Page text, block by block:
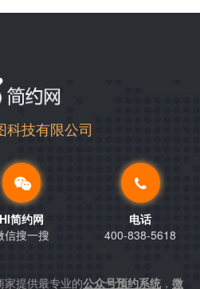
科技有限公司
HI简约网
信搜一搜
电话
400-838-5618
提供最专业的公众号预约系统 ， 微